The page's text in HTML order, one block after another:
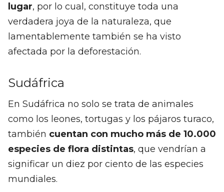
lugar, por lo cual, constituye toda una
verdadera joya de la naturaleza, que
lamentablemente también se ha visto
afectada por la deforestación.
Sudáfrica
En Sudáfrica no solo se trata de animales
como los leones, tortugas y los pájaros turaco,
también cuentan con mucho más de 10.000
especies de flora distintas, que vendrían a
significar un diez por ciento de las especies
mundiales.